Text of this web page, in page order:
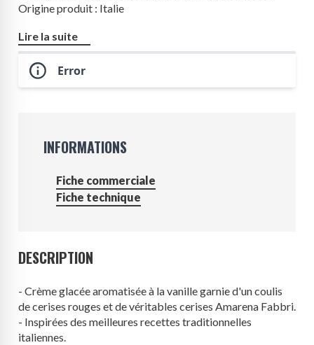
Origine produit : Italie
Lire la suite
Error
INFORMATIONS
Fiche commerciale
Fiche technique
DESCRIPTION
- Crème glacée aromatisée à la vanille garnie d'un coulis
de cerises rouges et de véritables cerises Amarena Fabbri.
- Inspirées des meilleures recettes traditionnelles
italiennes.